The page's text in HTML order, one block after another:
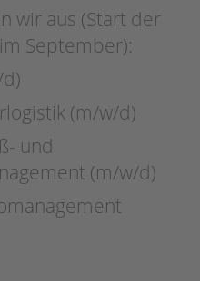
wir aus (Start der
September):
(m/w/d)
und
(m/w/d)